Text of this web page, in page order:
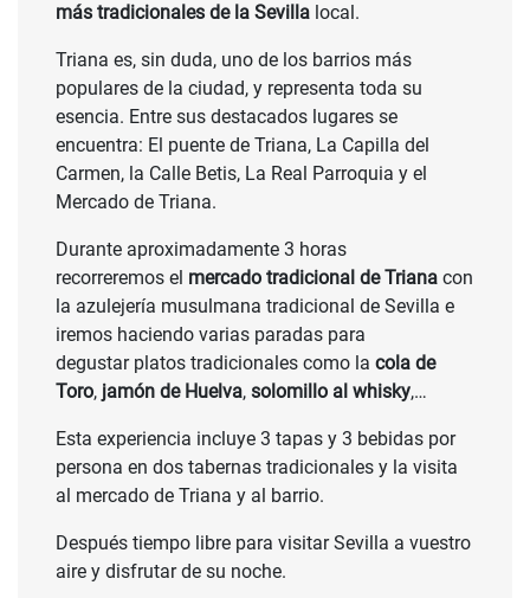
CONSULTAR
más tradicionales de la Sevilla local.
Triana es, sin duda, uno de los barrios más
populares de la ciudad, y representa toda su
esencia. Entre sus destacados lugares se
encuentra: El puente de Triana, La Capilla del
Carmen, la Calle Betis, La Real Parroquia y el
Mercado de Triana.
Durante aproximadamente 3 horas
recorreremos el mercado tradicional de Triana con
la azulejería musulmana tradicional de Sevilla e
iremos haciendo varias paradas para
degustar platos tradicionales como la cola de
Toro, jamón de Huelva, solomillo al whisky,…
Esta experiencia incluye 3 tapas y 3 bebidas por
persona en dos tabernas tradicionales y la visita
al mercado de Triana y al barrio.
Después tiempo libre para visitar Sevilla a vuestro
aire y disfrutar de su noche.